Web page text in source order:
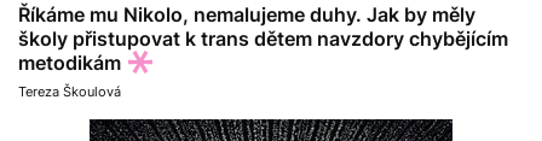
Říkáme mu Nikolo, nemalujeme duhy. Jak by měly
školy přistupovat k trans dětem navzdory chybějícím
metodikám
Tereza Škoulová